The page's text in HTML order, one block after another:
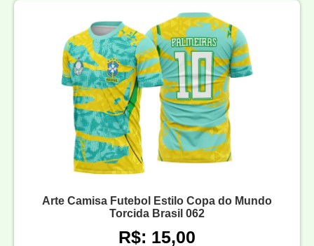
Arte Camisa Futebol Estilo Copa do Mundo
Torcida Brasil 062
R$: 15,00